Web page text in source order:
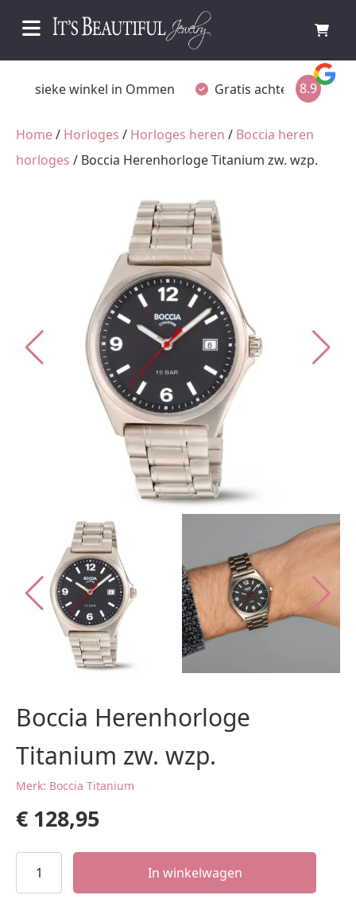
Fysieke winkel in Ommen Gratis achteraf betalen
8.9
Home/ Horloges / Horloges heren / Boccia heren
horloges / Boccia Herenhorloge Titanium zw. wzp.
Boccia Herenhorloge
Titanium zw. wzp.
Merk: Boccia Titanium
€ 128,95
Boccia
Herenhorloge
In winkelwagen